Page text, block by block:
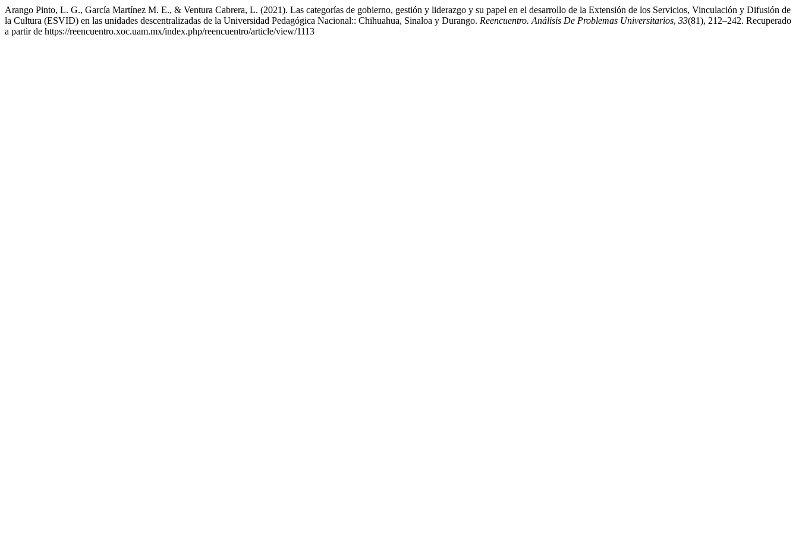
Arango Pinto, L. G., García Martínez M. E., & Ventura Cabrera, L. (2021). Las categorías de gobierno, gestión y liderazgo y su papel en el desarrollo de la Extensión de los Servicios, Vinculación y Difusión de
la Cultura (ESVID) en las unidades descentralizadas de la Universidad Pedagógica Nacional:: Chihuahua, Sinaloa y Durango. Reencuentro. Análisis De Problemas Universitarios, 33(81), 212–242. Recuperado
a partir de https://reencuentro.xoc.uam.mx/index.php/reencuentro/article/view/1113